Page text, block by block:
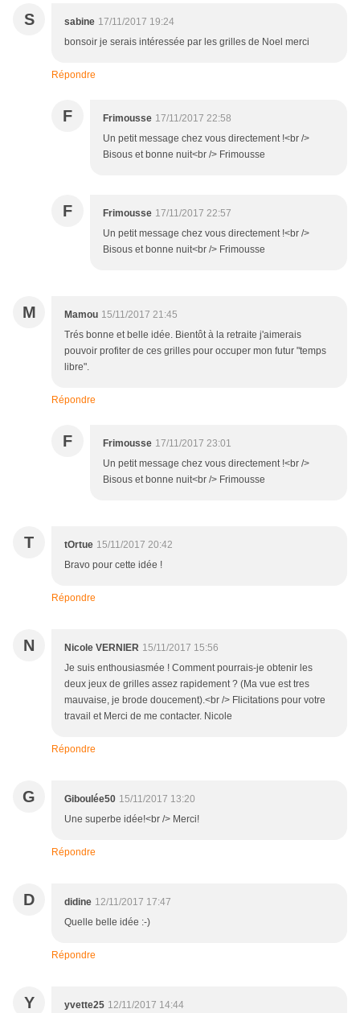
S sabine 17/11/2017 19:24
bonsoir je serais intéressée par les grilles de Noel merci
Répondre
F Frimousse 17/11/2017 22:58
Un petit message chez vous directement !<br />
Bisous et bonne nuit<br /> Frimousse
F Frimousse 17/11/2017 22:57
Un petit message chez vous directement !<br />
Bisous et bonne nuit<br /> Frimousse
M Mamou 15/11/2017 21:45
Trés bonne et belle idée. Bientôt à la retraite j'aimerais
pouvoir profiter de ces grilles pour occuper mon futur "temps
libre".
Répondre
F Frimousse 17/11/2017 23:01
Un petit message chez vous directement !<br />
Bisous et bonne nuit<br /> Frimousse
T tOrtue 15/11/2017 20:42
Bravo pour cette idée !
Répondre
N Nicole VERNIER 15/11/2017 15:56
Je suis enthousiasmée ! Comment pourrais-je obtenir les
deux jeux de grilles assez rapidement ? (Ma vue est tres
mauvaise, je brode doucement).<br /> Flicitations pour votre
travail et Merci de me contacter. Nicole
Répondre
G Giboulée50 15/11/2017 13:20
Une superbe idée!<br /> Merci!
Répondre
D didine 12/11/2017 17:47
Quelle belle idée :-)
Répondre
Y yvette25 12/11/2017 14:44